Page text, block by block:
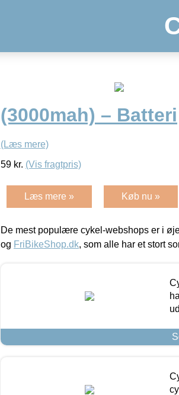
(3000mah) – Batteri
(Læs mere)
59 kr. (Vis fragtpris)
Læs mere » Køb nu »
De mest populære cykel-webshops er i
og FriBikeShop.dk, som alle har et stort